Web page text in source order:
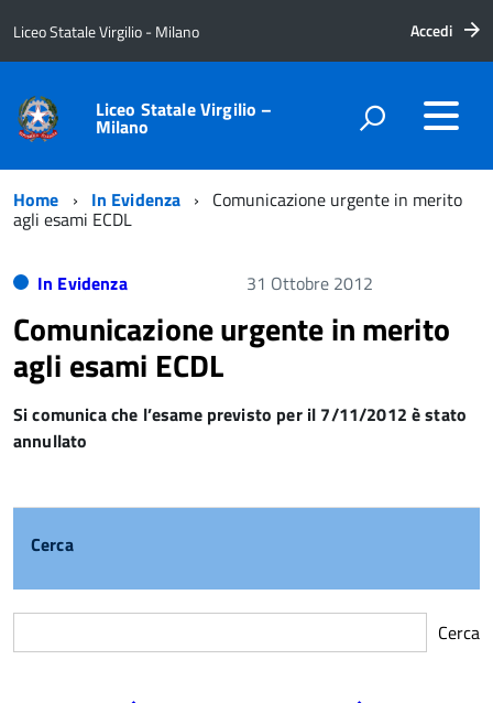
Liceo Statale Virgilio - Milano Accedi
Liceo Statale Virgilio –
Milano
Home In Evidenza Comunicazione urgente in merito
agli esami ECDL
In Evidenza 31 Ottobre 2012
Comunicazione urgente in merito
agli esami ECDL
Si comunica che l’esame previsto per il 7/11/2012 è stato
annullato
Cerca
Cerca